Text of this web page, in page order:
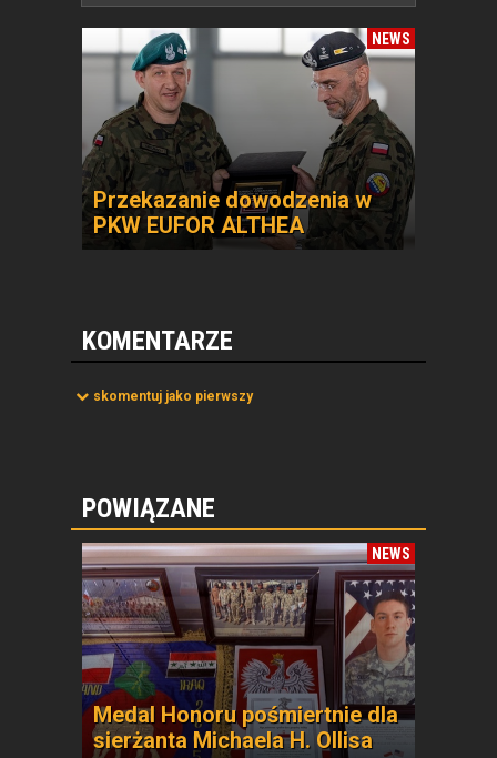
NEWS
Przekazanie dowodzenia w
PKW EUFOR ALTHEA
KOMENTARZE
skomentuj jako pierwszy
POWIĄZANE
NEWS
Medal Honoru pośmiertnie dla
sierżanta Michaela H. Ollisa